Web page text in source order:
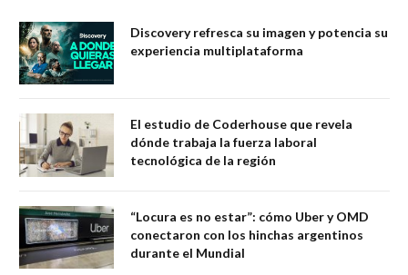
Discovery refresca su imagen y potencia su
experiencia multiplataforma
El estudio de Coderhouse que revela
dónde trabaja la fuerza laboral
tecnológica de la región
“Locura es no estar”: cómo Uber y OMD
conectaron con los hinchas argentinos
durante el Mundial